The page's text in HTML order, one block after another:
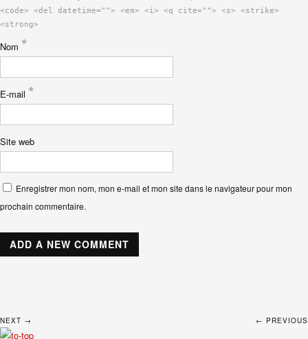
<code> <del datetime=""> <em> <i> <q cite=""> <s> <strike>
<strong>
Nom *
E-mail *
Site web
Enregistrer mon nom, mon e-mail et mon site dans le navigateur pour mon
prochain commentaire.
← PREVIOUS
NEXT →